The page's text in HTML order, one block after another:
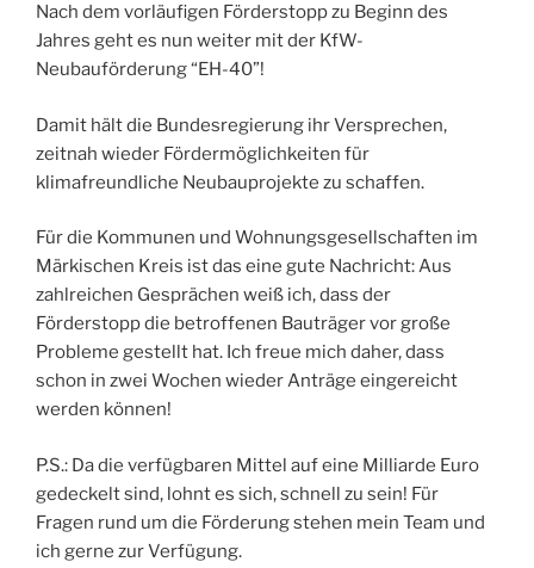
Nach dem vorläufigen Förderstopp zu Beginn des
Jahres geht es nun weiter mit der KfW-
Neubauförderung “EH-40”!
Damit hält die Bundesregierung ihr Versprechen,
zeitnah wieder Fördermöglichkeiten für
klimafreundliche Neubauprojekte zu schaffen.
Für die Kommunen und Wohnungsgesellschaften im
Märkischen Kreis ist das eine gute Nachricht: Aus
zahlreichen Gesprächen weiß ich, dass der
Förderstopp die betroffenen Bauträger vor große
Probleme gestellt hat. Ich freue mich daher, dass
schon in zwei Wochen wieder Anträge eingereicht
werden können!
P.S.: Da die verfügbaren Mittel auf eine Milliarde Euro
gedeckelt sind, lohnt es sich, schnell zu sein! Für
Fragen rund um die Förderung stehen mein Team und
ich gerne zur Verfügung.